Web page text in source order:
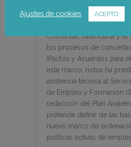
participativo de la
Comunitat Valenciana y el
los procesos de
(Pactos y Acuerdos para
este marco, notus ha
asistencia técnica al
de Empleo y Formación
redacción del Plan
pretende definir de las
nuevo marco de
políticas activas de
Ajustes de cookies ACEPTO